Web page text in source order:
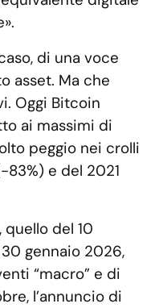
di una voce
asset. Ma che
Oggi Bitcoin
ai massimi di
peggio nei crolli
83%) e del 2021
del 10
gennaio 2026,
“macro” e di
l’annuncio di